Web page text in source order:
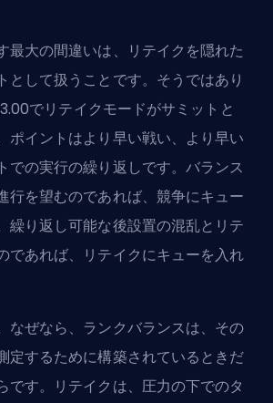
最大の間違いは、リテイクを隠れた
として扱うことです。そうではあり
でリテイクモードがサミットと
ポイントはより早い戦い、より早い
での実行の繰り返しです。バランス
行を望むのであれば、競争にキュー
繰り返し可能な後設置の混乱とリテ
であれば、リテイクにキューを入れ
なぜなら、ランクバランスは、その
定するために構築されているときだ
です。リテイクは、圧力の下でのタ